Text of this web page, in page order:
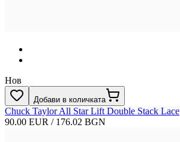
Нов
Добави в количката
Chuck Taylor All Star Lift Double Stack Lace
90.00 EUR / 176.02 BGN